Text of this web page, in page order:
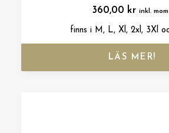
360,00 kr inkl.
finns i M, L, Xl, 2xl, 3Xl
LÄS MER!